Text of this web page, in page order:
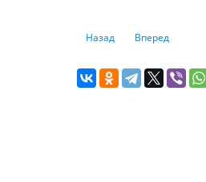
Предыдущий: Летняя
Назад Следующий:
Вперед